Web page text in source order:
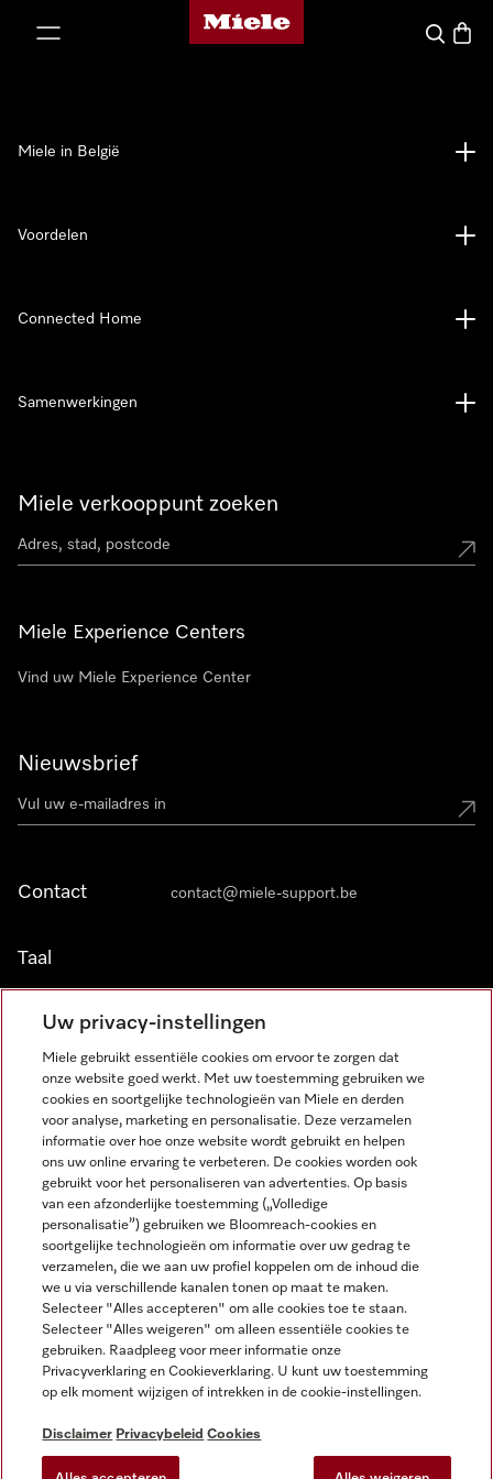
Miele homepage
Wat zoek
Miele verkooppunt zoeken
Miele Experience Centers
Vind uw Miele Experience Center
Nieuwsbrief
Contact contact@miele-support.be
Taal
NEDERLANDS
Miele in België
Voordelen
Connected Home
Samenwerkingen
Wettelijke Informatie
Algemene voorwaarden
Privacybeleid
Gebruiksvoorwaarden
Toegankelijkheidsverklaring
Digital Services Act
Miele op Facebook
Miele op Youtube
Miele op Instagram
Miele op Pinterest
Uw privacy-instellingen
Miele gebruikt essentiële cookies om ervoor te zorgen dat
onze website goed werkt. Met uw toestemming gebruiken we
cookies en soortgelijke technologieën van Miele en derden
voor analyse, marketing en personalisatie. Deze verzamelen
informatie over hoe onze website wordt gebruikt en helpen
ons uw online ervaring te verbeteren. De cookies worden ook
gebruikt voor het personaliseren van advertenties. Op basis
van een afzonderlijke toestemming („Volledige
personalisatie”) gebruiken we Bloomreach-cookies en
soortgelijke technologieën om informatie over uw gedrag te
verzamelen, die we aan uw profiel koppelen om de inhoud die
we u via verschillende kanalen tonen op maat te maken.
Selecteer "Alles accepteren" om alle cookies toe te staan.
Selecteer "Alles weigeren" om alleen essentiële cookies te
gebruiken. Raadpleeg voor meer informatie onze
Privacyverklaring en Cookieverklaring. U kunt uw toestemming
op elk moment wijzigen of intrekken in de cookie-instellingen.
Disclaimer Privacybeleid Cookies